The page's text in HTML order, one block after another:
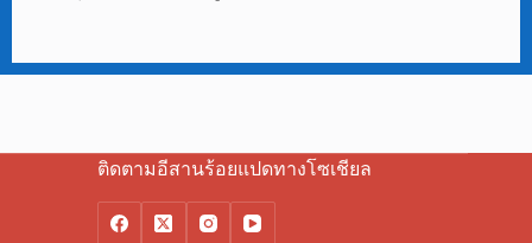
ติดตามอีสานร้อยแปดทางโซเชียล